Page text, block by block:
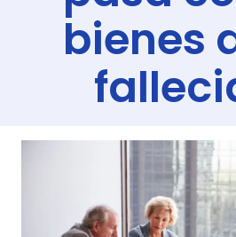
bienes